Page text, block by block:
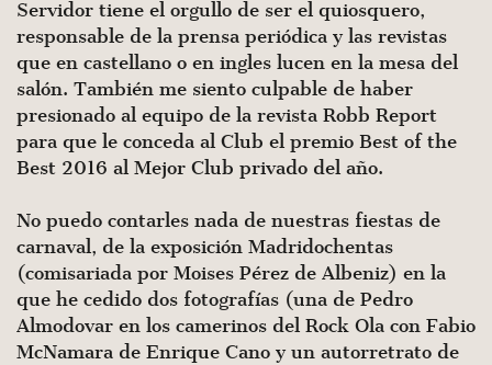
Servidor tiene el orgullo de ser el quiosquero,
responsable de la prensa periódica y las revistas
que en castellano o en ingles lucen en la mesa del
salón. También me siento culpable de haber
presionado al equipo de la revista Robb Report
para que le conceda al Club el premio Best of the
Best 2016 al Mejor Club privado del año.
No puedo contarles nada de nuestras fiestas de
carnaval, de la exposición Madridochentas
(comisariada por Moises Pérez de Albeniz) en la
que he cedido dos fotografías (una de Pedro
Almodovar en los camerinos del Rock Ola con Fabio
McNamara de Enrique Cano y un autorretrato de